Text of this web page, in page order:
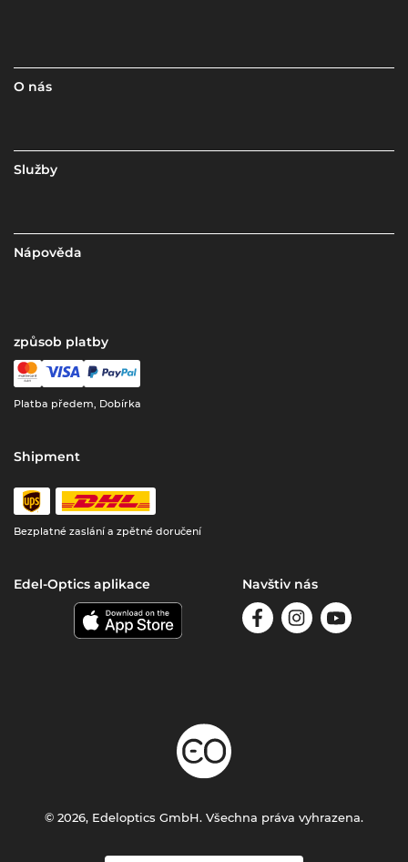
O nás
Služby
Nápověda
způsob platby
Platba předem, Dobírka
Shipment
Bezplatné zaslání a zpětné doručení
Edel-Optics aplikace Navštiv nás
© 2026, Edeloptics GmbH. Všechna práva vyhrazena.